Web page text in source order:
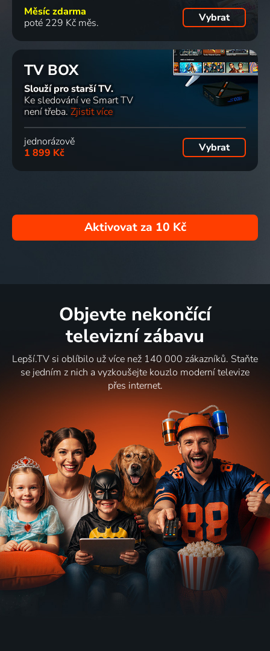
Měsíc zdarma
poté 229 Kč měs.
Vybrat
TV BOX
Slouží pro starší TV.
Ke sledování ve Smart TV
není třeba. Zjistit více
jednorázově
1 899 Kč
Vybrat
Aktivovat za 10 Kč
Objevte nekončící
televizní zábavu
Lepší.TV si oblíbilo už více než 140 000 zákazníků. Staňte
se jedním z nich a vyzkoušejte kouzlo moderní televize
přes internet.